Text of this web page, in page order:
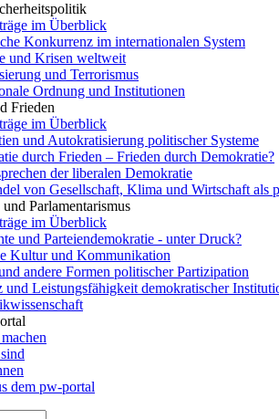
im Überblick
Konkurrenz im internationalen System
und Krisen weltweit
und Terrorismus
Ordnung und Institutionen
Frieden
im Überblick
und Autokratisierung politischer Systeme
durch Frieden – Frieden durch Demokratie?
der liberalen Demokratie
von Gesellschaft, Klima und Wirtschaft als
Parlamentarismus
im Überblick
und Parteiendemokratie - unter Druck?
Kultur und Kommunikation
andere Formen politischer Partizipation
und Leistungsfähigkeit demokratischer
dem pw-portal